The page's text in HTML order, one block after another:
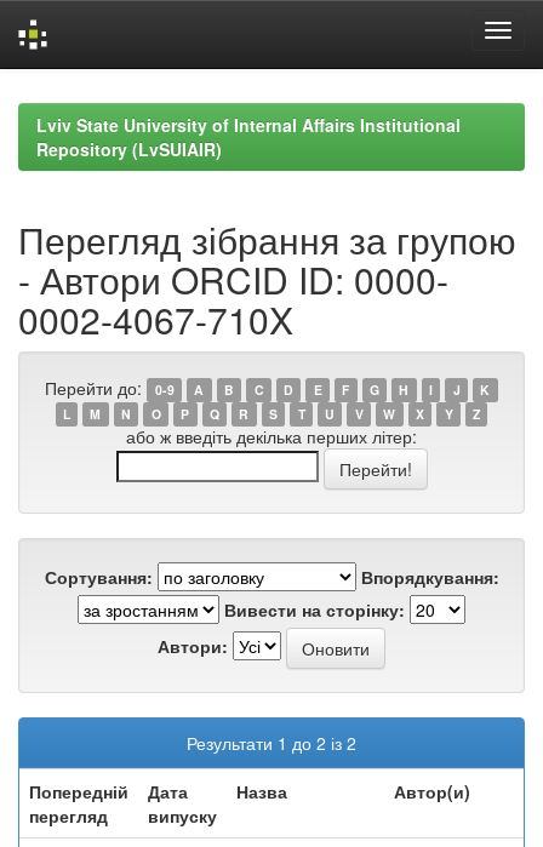
navigationLviv State University of Internal Affairs Institutional
Repository (LvSUIAIR)
Перегляд зібрання за групою
- Автори ORCID ID: 0000-
0002-4067-710X
Перейти до: 0-9 A B C D E F G H I J
K
L
M N O P Q R S T U V W X Y Z
або ж введіть декілька перших літер:
Сортування:
Впорядкування:
Вивести на сторінку:
Автори:
Результати 1 до 2 із 2
Попередній
перегляд
Дата
випуску
Назва Автор(и)